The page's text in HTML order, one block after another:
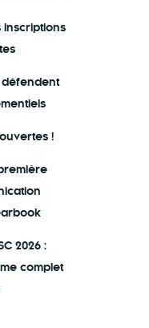
inscriptions
défendent
!
2026 :
complet